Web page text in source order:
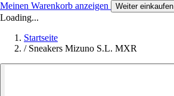
Meinen Warenkorb anzeigen Weiter einkaufen
Loading...
Startseite
/ Sneakers Mizuno S.L. MXR